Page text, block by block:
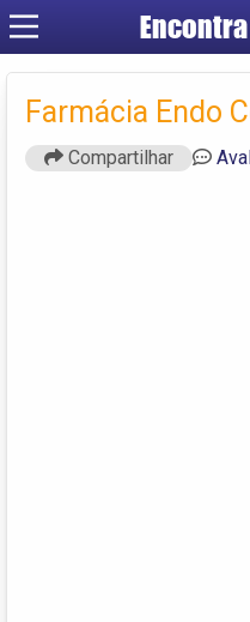
Farmácia Endo
Compartilhar